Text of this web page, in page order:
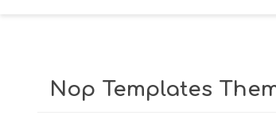
Nop Templates